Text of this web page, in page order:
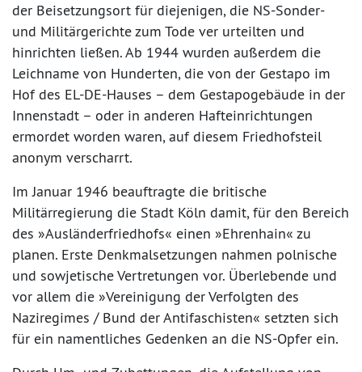
der Beisetzungsort für diejenigen, die NS-Sonder-
und Militärgerichte zum Tode ver urteilten und
hinrichten ließen. Ab 1944 wurden außerdem die
Leichname von Hunderten, die von der Gestapo im
Hof des EL-DE-Hauses – dem Gestapogebäude in der
Innenstadt – oder in anderen Hafteinrichtungen
ermordet worden waren, auf diesem Friedhofsteil
anonym verscharrt.
Im Januar 1946 beauftragte die britische
Militärregierung die Stadt Köln damit, für den Bereich
des »Ausländerfriedhofs« einen »Ehrenhain« zu
planen. Erste Denkmalsetzungen nahmen polnische
und sowjetische Vertretungen vor. Überlebende und
vor allem die »Vereinigung der Verfolgten des
Naziregimes / Bund der Antifaschisten« setzten sich
für ein namentliches Gedenken an die NS-Opfer ein.